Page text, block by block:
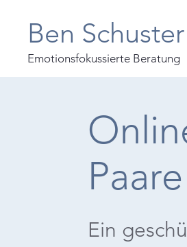
Ben Schuster
Emotionsfokussierte Beratung
Paare
Ein